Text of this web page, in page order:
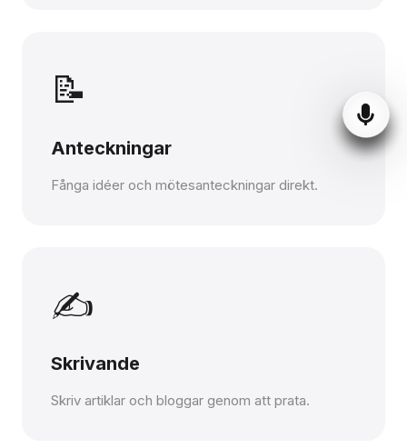
📝
Anteckningar
Fånga idéer och mötesanteckningar direkt.
✍️
Skrivande
Skriv artiklar och bloggar genom att prata.